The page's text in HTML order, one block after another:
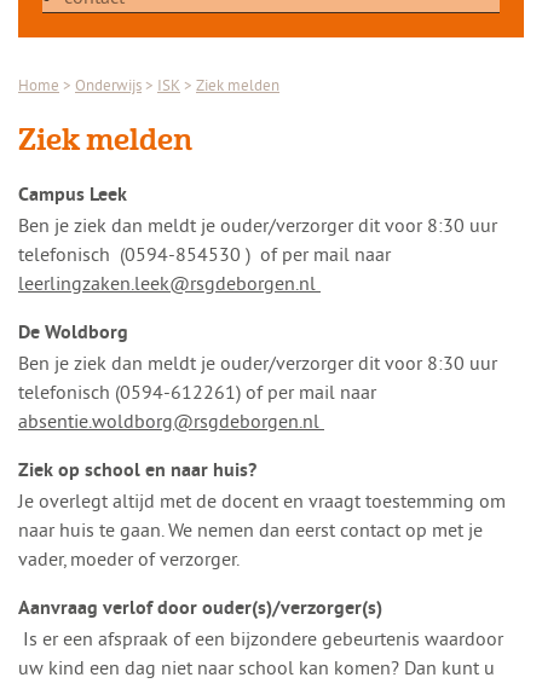
Home > Onderwijs > ISK > Ziek melden
Ziek melden
Campus Leek
Ben je ziek dan meldt je ouder/verzorger dit voor 8:30 uur
telefonisch (0594-854530 ) of per mail naar
leerlingzaken.leek@rsgdeborgen.nl
De Woldborg
Ben je ziek dan meldt je ouder/verzorger dit voor 8:30 uur
telefonisch (0594-612261) of per mail naar
absentie.woldborg@rsgdeborgen.nl
Ziek op school en naar huis?
Je overlegt altijd met de docent en vraagt toestemming om
naar huis te gaan. We nemen dan eerst contact op met je
vader, moeder of verzorger.
Aanvraag verlof door ouder(s)/verzorger(s)
Is er een afspraak of een bijzondere gebeurtenis waardoor
uw kind een dag niet naar school kan komen? Dan kunt u